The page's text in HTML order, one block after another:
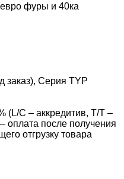
фуры и 40ка
заказ), Серия TYP
(L/С – аккредитив, T/T –
оплата после получения
отгрузку товара